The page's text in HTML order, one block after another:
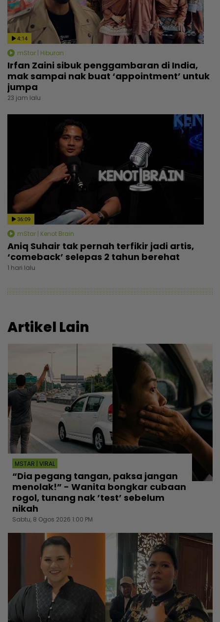
4:14
mStar | Hiburan
Irfan Zaini sibuk penggambaran di India,
mak sampai nak buat ‘appointment’ untuk
jumpa
23 jam lalu
36:09
mStar | Kenot Brain
Aniq Suhair tak pernah terfikir jadi artis,
‘comeback’ selepas 2 tahun berehat
1 hari lalu
Artikel Lain
MSTAR | VIRAL
“Dia pegang tangan, paksa jangan
menolak!” - Wanita bongkar cubaan
rogol, tunang nak ’test’ sebelum
nikah
Sabtu, 8 Ogos 2026 1:00 PM